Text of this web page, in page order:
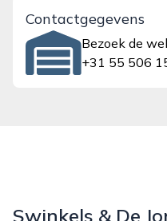
Contactgegevens
Bezoek de
+31 55 506
Swinkels & De